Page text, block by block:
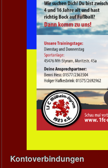
Kontoverbindungen